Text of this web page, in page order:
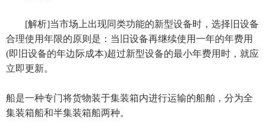
[解析]当市场上出现同类功能的新型设备时，选择旧设备
合理使用年限的原则是：当旧设备再继续使用一年的年费用
(即旧设备的年边际成本)超过新型设备的最小年费用时，就应
立即更新。
船是一种专门将货物装于集装箱内进行运输的船舶，分为全
集装箱船和半集装箱船两种。